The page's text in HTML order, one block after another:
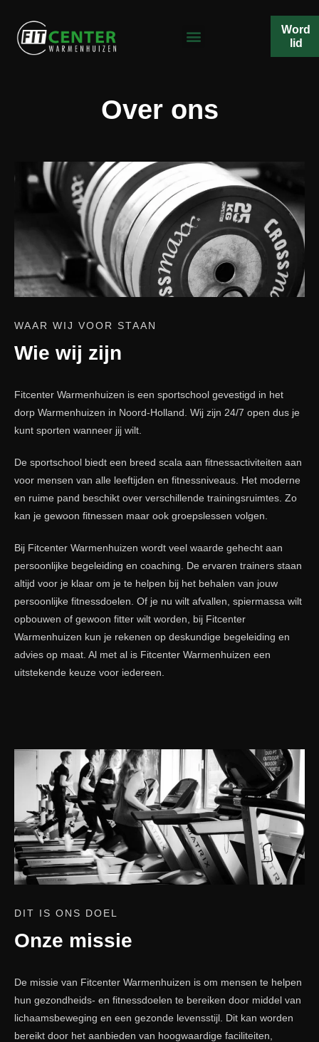
Word
lid
Over ons
WAAR WIJ VOOR STAAN
Wie wij zijn
Fitcenter Warmenhuizen is een sportschool gevestigd in het
dorp Warmenhuizen in Noord-Holland. Wij zijn 24/7 open dus je
kunt sporten wanneer jij wilt.
De sportschool biedt een breed scala aan fitnessactiviteiten aan
voor mensen van alle leeftijden en fitnessniveaus. Het moderne
en ruime pand beschikt over verschillende trainingsruimtes. Zo
kan je gewoon fitnessen maar ook groepslessen volgen.
Bij Fitcenter Warmenhuizen wordt veel waarde gehecht aan
persoonlijke begeleiding en coaching. De ervaren trainers staan
altijd voor je klaar om je te helpen bij het behalen van jouw
persoonlijke fitnessdoelen. Of je nu wilt afvallen, spiermassa wilt
opbouwen of gewoon fitter wilt worden, bij Fitcenter
Warmenhuizen kun je rekenen op deskundige begeleiding en
advies op maat. Al met al is Fitcenter Warmenhuizen een
uitstekende keuze voor iedereen.
DIT IS ONS DOEL
Onze missie
De missie van Fitcenter Warmenhuizen is om mensen te helpen
hun gezondheids- en fitnessdoelen te bereiken door middel van
lichaamsbeweging en een gezonde levensstijl. Dit kan worden
bereikt door het aanbieden van hoogwaardige faciliteiten,